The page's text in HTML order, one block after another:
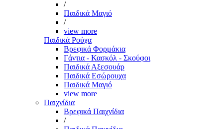
/
Παιδικά Μαγιό
/
view more
Παιδικά Ρούχα
Βρεφικά Φορμάκια
Γάντια - Κασκόλ - Σκούφοι
Παιδικά Αξεσουάρ
Παιδικά Εσώρουχα
Παιδικά Μαγιό
view more
Παιχνίδια
Βρεφικά Παιχνίδια
/